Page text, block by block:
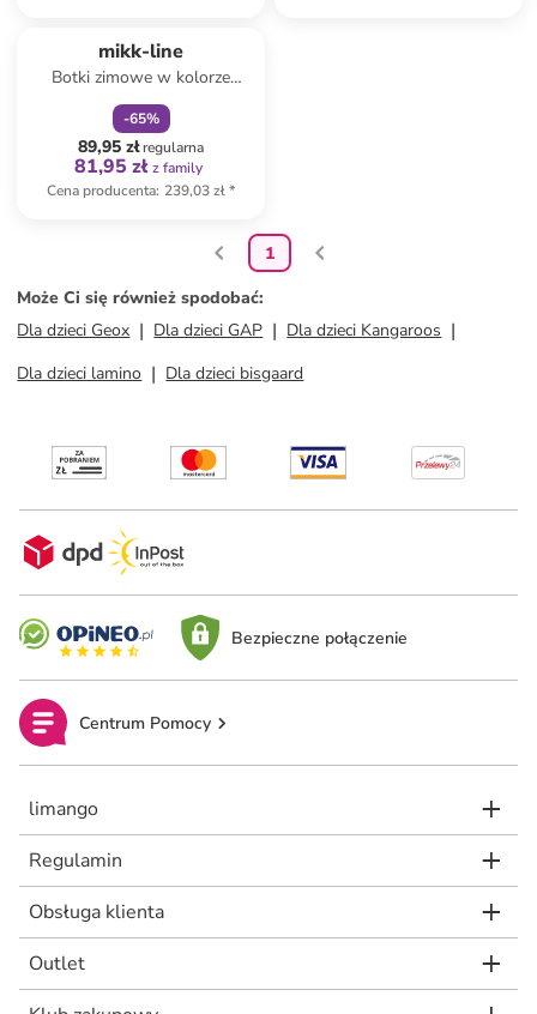
mikk-line
Botki zimowe w kolorze
szaroróżowym
-65%
89,95 złregularna
81,95 zł z family
Cena producenta: 239,03 zł*
1
Może Ci się również spodobać:
Dla dzieci Geox
Dla dzieci GAP
Dla dzieci Kangaroos
Dla dzieci lamino
Dla dzieci bisgaard
Bezpieczne połączenie
Centrum Pomocy
limango
Regulamin
Obsługa klienta
Outlet